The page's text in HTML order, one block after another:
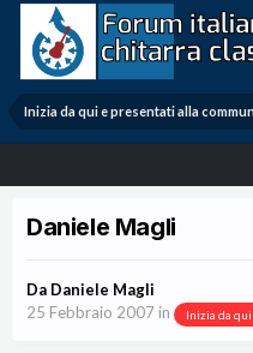
Inizia da qui e presentati alla
Daniele Magli
Da Daniele Magli
25 Febbraio 2007 in Inizia da